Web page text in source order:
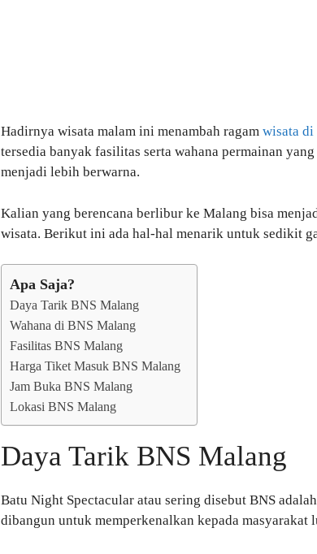
Hadirnya wisata malam ini menambah ragam wisata
tersedia banyak fasilitas serta wahana permainan
menjadi lebih berwarna.
Kalian yang berencana berlibur ke Malang bisa
wisata. Berikut ini ada hal-hal menarik untuk sedikit
Apa Saja?
Daya Tarik BNS Malang
Wahana di BNS Malang
Fasilitas BNS Malang
Harga Tiket Masuk BNS Malang
Jam Buka BNS Malang
Lokasi BNS Malang
Daya Tarik BNS Malang
Batu Night Spectacular atau sering disebut BNS
dibangun untuk memperkenalkan kepada masyarakat